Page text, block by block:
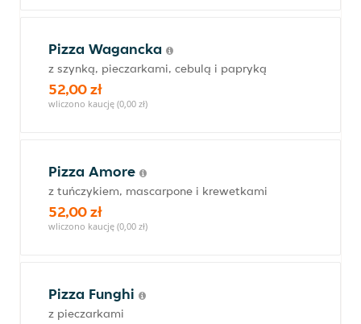
Pizza Wagancka
z szynką, pieczarkami, cebulą i papryką
52,00 zł
wliczono kaucję (0,00 zł)
Pizza Amore
z tuńczykiem, mascarpone i krewetkami
52,00 zł
wliczono kaucję (0,00 zł)
Pizza Funghi
z pieczarkami